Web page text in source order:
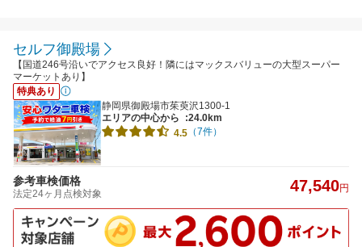
セルフ御殿場
【国道246号沿いでアクセス良好！隣にはマックスバリューの大型スーパー
マーケットあり】
特典あり
静岡県御殿場市茱萸沢1300-1
エリアの中心から
:24.0km
4.5 （7件）
参考車検価格
法定24ヶ月点検対象 47,540円